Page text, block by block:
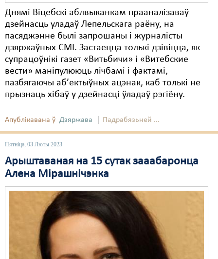
Днямі Віцебскі аблвыканкам прааналізаваў
дзейнасць уладаў Лепельскага раёну, на
пасяджэнне былі запрошаны і журналісты
дзяржаўных СМІ. Застаецца толькі дзівіцца, як
супрацоўнікі газет «Витьбичи» і «Витебские
вести» маніпулююць лічбамі і фактамі,
пазбягаючы аб’ектыўных ацэнак, каб толькі не
прызнаць хібаў у дзейнасці ўладаў рэгіёну.
Апублікавана ў Дзяржава Падрабязьней ...
Пятніца, 03 Люты 2023
Арыштаваная на 15 сутак зааабаронца
Алена Мірашнічэнка